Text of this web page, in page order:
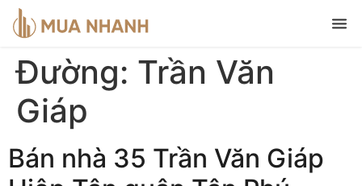
Đường: Trần Văn
Giáp
Bán nhà 35 Trần Văn Giáp